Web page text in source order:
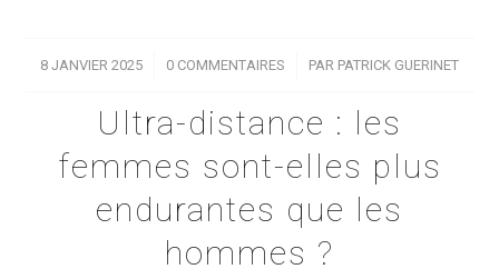
8 JANVIER 2025
/ 0 COMMENTAIRES
/ PAR PATRICK GUERINET
Ultra-distance : les
femmes sont-elles plus
endurantes que les
hommes ?